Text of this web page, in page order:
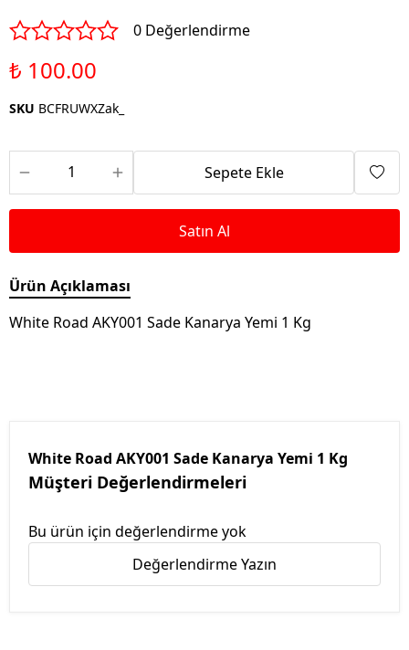
0 Değerlendirme
₺ 100.00
SKU BCFRUWXZak_
Sepete Ekle
Satın Al
Ürün Açıklaması
White Road AKY001 Sade Kanarya Yemi 1 Kg
White Road AKY001 Sade Kanarya Yemi 1 Kg
Müşteri Değerlendirmeleri
Bu ürün için değerlendirme yok
Değerlendirme Yazın